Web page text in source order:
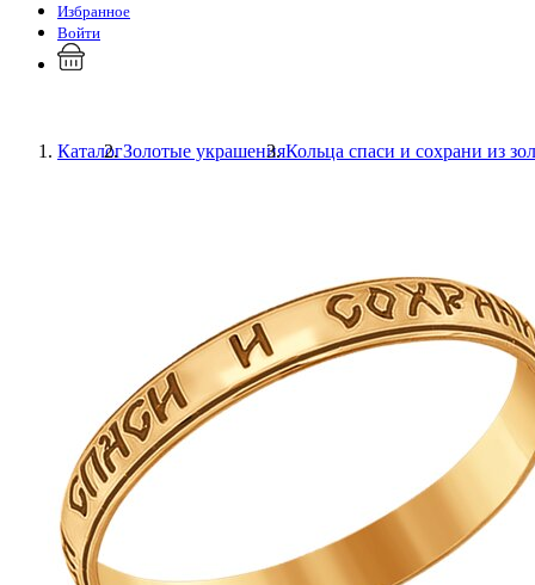
Избранное
Войти
КаталогЗолотые украшенияКольца спаси и сохрани из